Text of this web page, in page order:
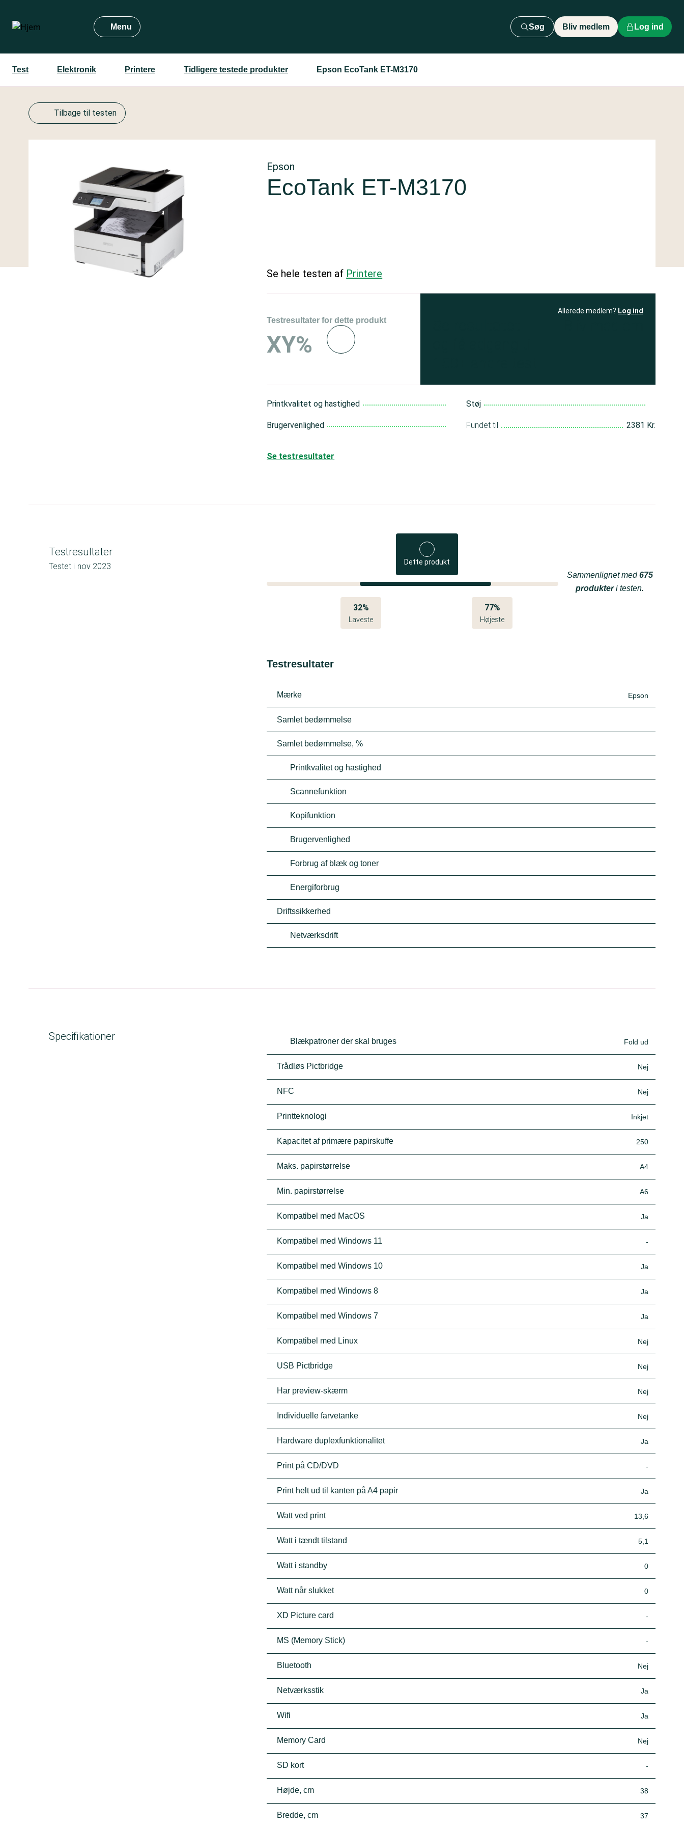
hovedindhold
Menu Søg Bliv medlem Log ind
Test Elektronik Printere Tidligere testede produkter Epson EcoTank ET-M3170
Tilbage til testen
Epson
EcoTank ET-M3170
Se hele testen af Printere
Testresultater for dette produkt
XY%
Allerede medlem? Log ind
Printkvalitet og hastighed
Brugervenlighed
Støj
Fundet til 2381 Kr.
Se testresultater
Testresultater
Testet i nov 2023 Dette produkt
32%
Laveste
77%
Højeste
Sammenlignet med675
produkteri testen.
Testresultater
Mærke Epson
Samlet bedømmelse
Samlet bedømmelse, %
Printkvalitet og hastighed
Scannefunktion
Kopifunktion
Brugervenlighed
Forbrug af blæk og toner
Energiforbrug
Driftssikkerhed
Netværksdrift
Specifikationer Blækpatroner der skal bruges Fold ud
Trådløs Pictbridge Nej
NFC Nej
Printteknologi Inkjet
Kapacitet af primære papirskuffe 250
Maks. papirstørrelse A4
Min. papirstørrelse A6
Kompatibel med MacOS Ja
Kompatibel med Windows 11 -
Kompatibel med Windows 10 Ja
Kompatibel med Windows 8 Ja
Kompatibel med Windows 7 Ja
Kompatibel med Linux Nej
USB Pictbridge Nej
Har preview-skærm Nej
Individuelle farvetanke Nej
Hardware duplexfunktionalitet Ja
Print på CD/DVD -
Print helt ud til kanten på A4 papir Ja
Watt ved print 13,6
Watt i tændt tilstand 5,1
Watt i standby 0
Watt når slukket 0
XD Picture card -
MS (Memory Stick) -
Bluetooth Nej
Netværksstik Ja
Wifi Ja
Memory Card Nej
SD kort -
Højde, cm 38
Bredde, cm 37